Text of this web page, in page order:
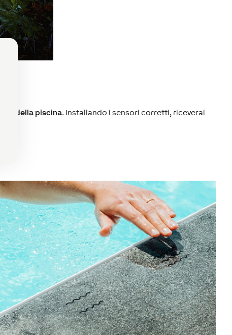
della piscina. Installando i sensori corretti, riceverai